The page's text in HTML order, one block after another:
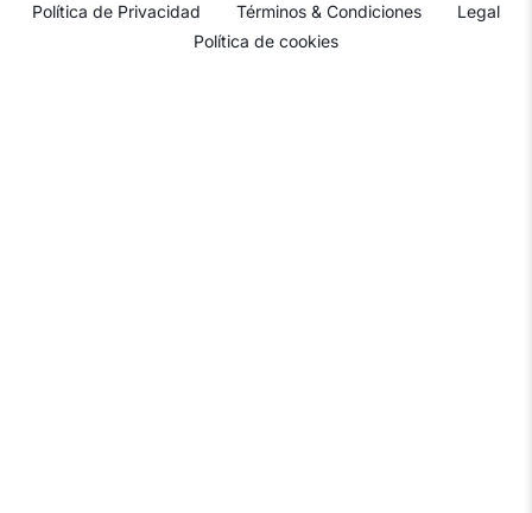
Política de Privacidad Términos & Condiciones
Legal
Política de cookies